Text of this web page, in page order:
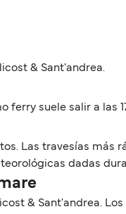
& Sant'andrea.
ferry suele salir a las
Las travesías más
dadas
& Sant'andrea.